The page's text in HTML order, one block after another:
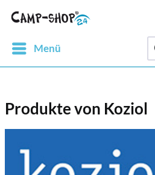
Menü
Produkte von Koziol